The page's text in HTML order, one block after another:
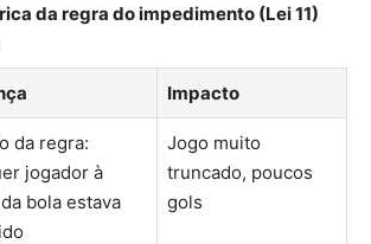
da regra do impedimento (Lei 11)
Impacto
da regra:
jogador à
bola estava
Jogo muito
truncado, poucos
gols